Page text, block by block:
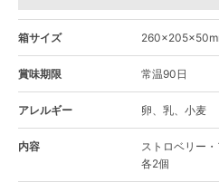
箱サイズ
賞味期限 常温90日
アレルギー 卵、乳、小麦
内容
ストロベリー
各2個